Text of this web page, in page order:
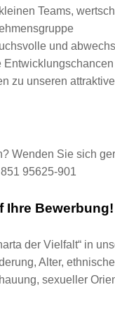
Teams,
und
zu unseren
Wenden Sie sich
95625-901
Ihre Bewerbung!
der Vielfalt“ in
Alter,
sexueller